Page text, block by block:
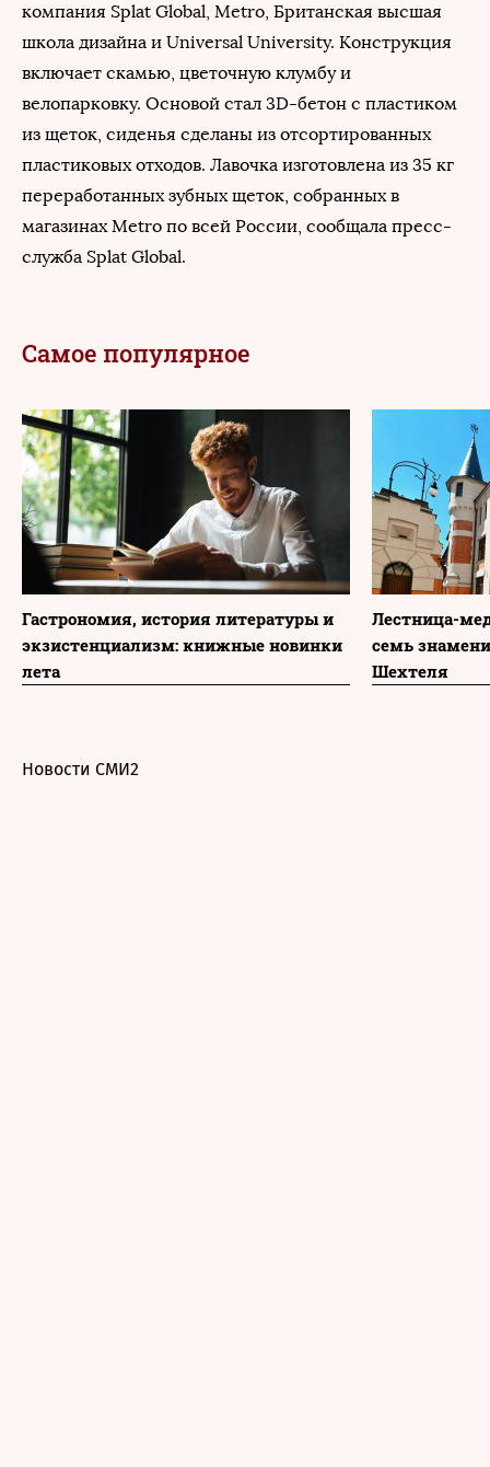
компания Splat Global, Metro, Британская высшая
школа дизайна и Universal University. Конструкция
включает скамью, цветочную клумбу и
велопарковку. Основой стал 3D-бетон с пластиком
из щеток, сиденья сделаны из отсортированных
пластиковых отходов. Лавочка изготовлена из 35 кг
переработанных зубных щеток, собранных в
магазинах Metro по всей России, сообщала пресс-
служба Splat Global.
Самое популярное
Гастрономия, история литературы и
экзистенциализм: книжные новинки
лета
Лестница-
семь
Шехтеля
Новости СМИ2